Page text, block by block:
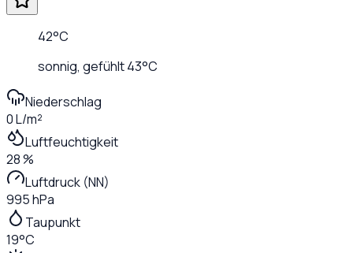
42°C
sonnig, gefühlt43°C
Niederschlag
0 L/m²
Luftfeuchtigkeit
28 %
Luftdruck (NN)
995 hPa
Taupunkt
19°C